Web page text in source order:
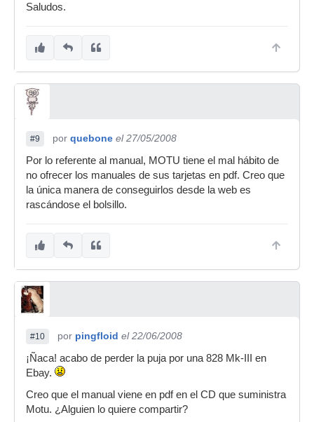
Saludos.
#9 por quebone el 27/05/2008
Por lo referente al manual, MOTU tiene el mal hábito de
no ofrecer los manuales de sus tarjetas en pdf. Creo que
la única manera de conseguirlos desde la web es
rascándose el bolsillo.
#10 por pingfloid el 22/06/2008
¡Ñaca! acabo de perder la puja por una 828 Mk-III en
Ebay.
Creo que el manual viene en pdf en el CD que suministra
Motu. ¿Alguien lo quiere compartir?